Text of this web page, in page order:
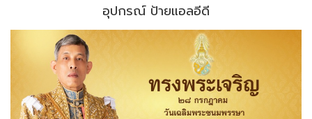
อุปกรณ์ ป้ายแอลอีดี